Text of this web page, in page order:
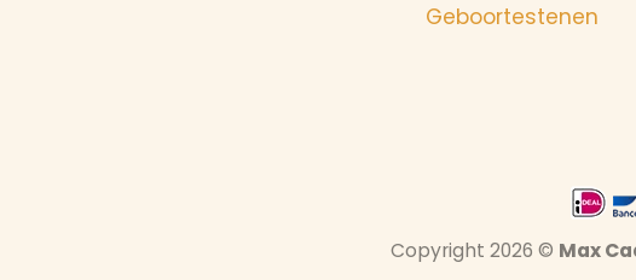
Geboortestenen
Copyright 2026 © Max